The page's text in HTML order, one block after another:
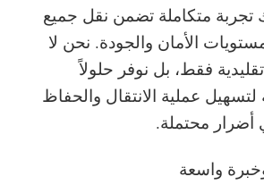
تجربة متكاملة تضمن نقل جميع
الأمان والجودة. نحن لا
فقط، بل نوفر حلولاً
عملية الانتقال والحفاظ
أضرار محتملة.
واسعة